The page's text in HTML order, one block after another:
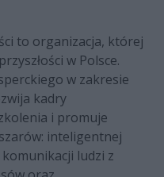
to organizacja, której
w Polsce.
w zakresie
kadry
i promuje
inteligentnej
ludzi z